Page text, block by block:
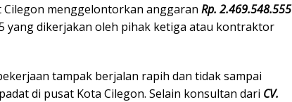
menggelontorkan anggaran Rp. 2.469.548.555
yang dikerjakan oleh pihak ketiga atau kontraktor
tampak berjalan rapih dan tidak sampai
di pusat Kota Cilegon. Selain konsultan dari CV.